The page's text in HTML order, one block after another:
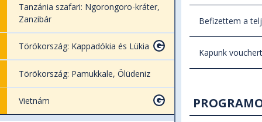
Tanzánia szafari: Ngorongoro-kráter,
Zanzibár
Törökország: Kappadókia és Lükia
Törökország: Pamukkale, Ölüdeniz
Vietnám
lemondás
Ha az Utas
Ha valaki
Befizettem a
Az
kiállítani.
Kapunk